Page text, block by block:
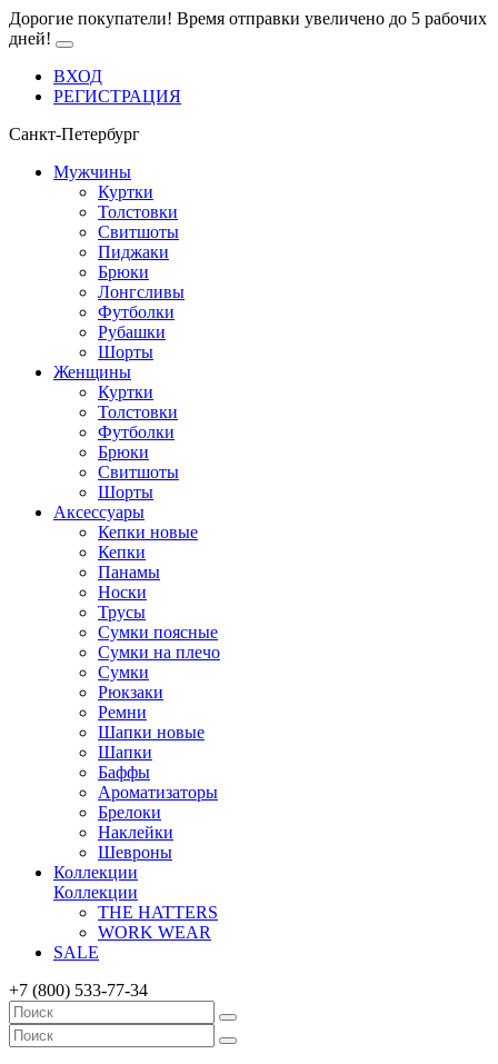
Дорогие покупатели! Время отправки увеличено до 5 рабочих
дней!
ВХОД
РЕГИСТРАЦИЯ
Санкт-Петербург
Мужчины
Куртки
Толстовки
Свитшоты
Пиджаки
Брюки
Лонгсливы
Футболки
Рубашки
Шорты
Женщины
Куртки
Толстовки
Футболки
Брюки
Свитшоты
Шорты
Аксессуары
Кепки новые
Кепки
Панамы
Носки
Трусы
Сумки поясные
Сумки на плечо
Сумки
Рюкзаки
Ремни
Шапки новые
Шапки
Баффы
Ароматизаторы
Брелоки
Наклейки
Шевроны
Коллекции
Коллекции
THE HATTERS
WORK WEAR
SALE
+7 (800) 533-77-34